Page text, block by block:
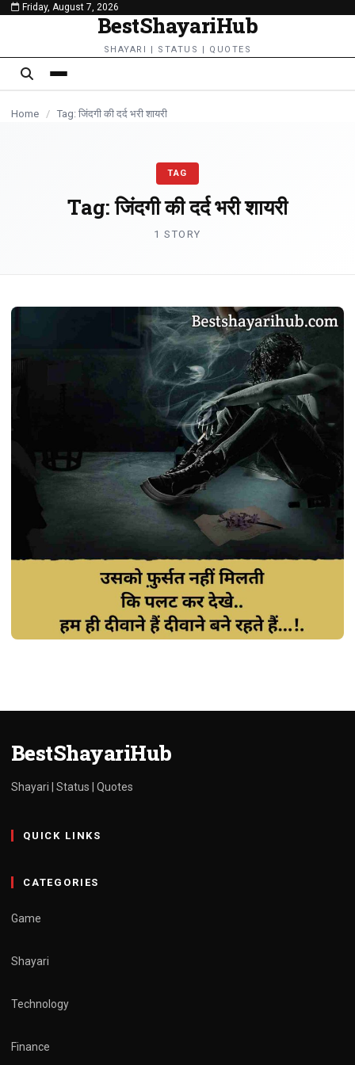
content
Friday, August 7, 2026
BestShayariHub
SHAYARI | STATUS | QUOTES
Home / Tag: जिंदगी की दर्द भरी शायरी
TAG
Tag:जिंदगी की दर्द भरी शायरी
1 STORY
BestShayariHub
Shayari | Status | Quotes
QUICK LINKS
CATEGORIES
Game
Shayari
Technology
Finance